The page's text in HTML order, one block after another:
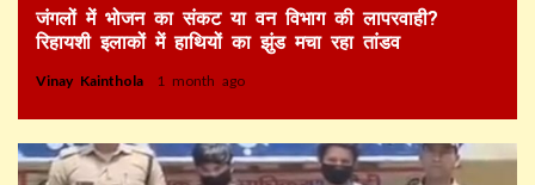
जंगलों में भोजन का संकट या वन विभाग की लापरवाही?
रिहायशी इलाकों में हाथियों का झुंड मचा रहा तांडव
Vinay Kainthola 1 month ago